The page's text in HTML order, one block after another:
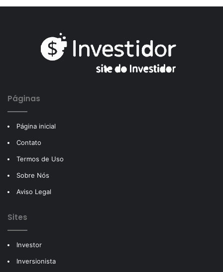
Páginas
Página inicial
Contato
Termos de Uso
Sobre Nós
Aviso Legal
Sites
Investor
Inversionista